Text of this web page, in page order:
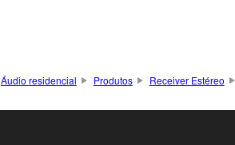
Áudio residencial Produtos Receiver Estéreo